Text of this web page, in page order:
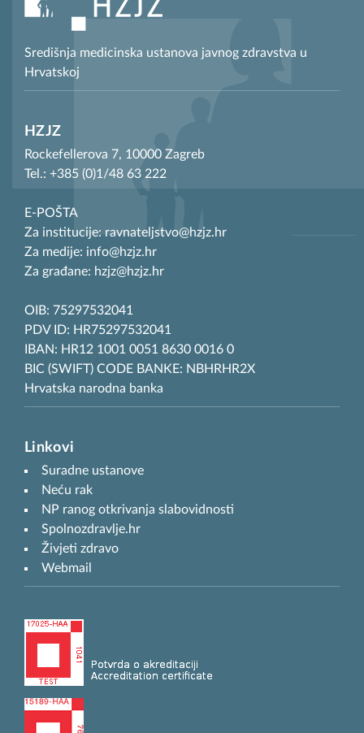
Središnja medicinska ustanova javnog zdravstva u
Hrvatskoj
HZJZ
Rockefellerova 7, 10000 Zagreb
Tel.: +385 (0)1/48 63 222
E-POŠTA
Za institucije: ravnateljstvo@hzjz.hr
Za medije: info@hzjz.hr
Za građane: hzjz@hzjz.hr
OIB: 75297532041
PDV ID: HR75297532041
IBAN: HR12 1001 0051 8630 0016 0
BIC (SWIFT) CODE BANKE: NBHRHR2X
Hrvatska narodna banka
Linkovi
Suradne ustanove
Neću rak
NP ranog otkrivanja slabovidnosti
Spolnozdravlje.hr
Živjeti zdravo
Webmail